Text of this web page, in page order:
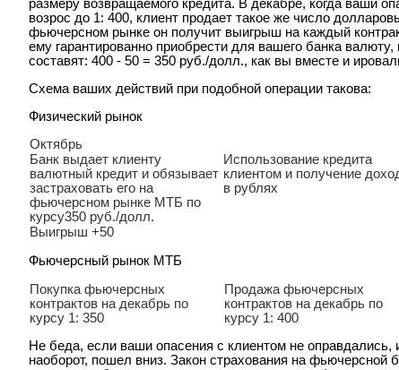
размеру возвращаемого кредита. В декабре, когда ваши
возрос до 1: 400, клиент продает такое же число
фьючерсном рынке он получит выигрыш на каждый
ему гарантированно приобрести для вашего банка
составят: 400 - 50 = 350 руб./долл., как вы вместе и
Схема ваших действий при подобной операции такова:
Физический рынок
Октябрь
Банк выдает клиенту
валютный кредит и обязывает
застраховать его на
фьючерсном рынке МТБ по
курсу350 руб./долл.
Использование кредита
клиентом и получение
в рублях
Выигрыш +50
Фьючерсный рынок МТБ
Покупка фьючерсных
контрактов на декабрь по
курсу 1: 350
Продажа фьючерсных
контрактов на декабрь по
курсу 1: 400
Не беда, если ваши опасения с клиентом не оправдались,
наоборот, пошел вниз. Закон страхования на фьючерсной